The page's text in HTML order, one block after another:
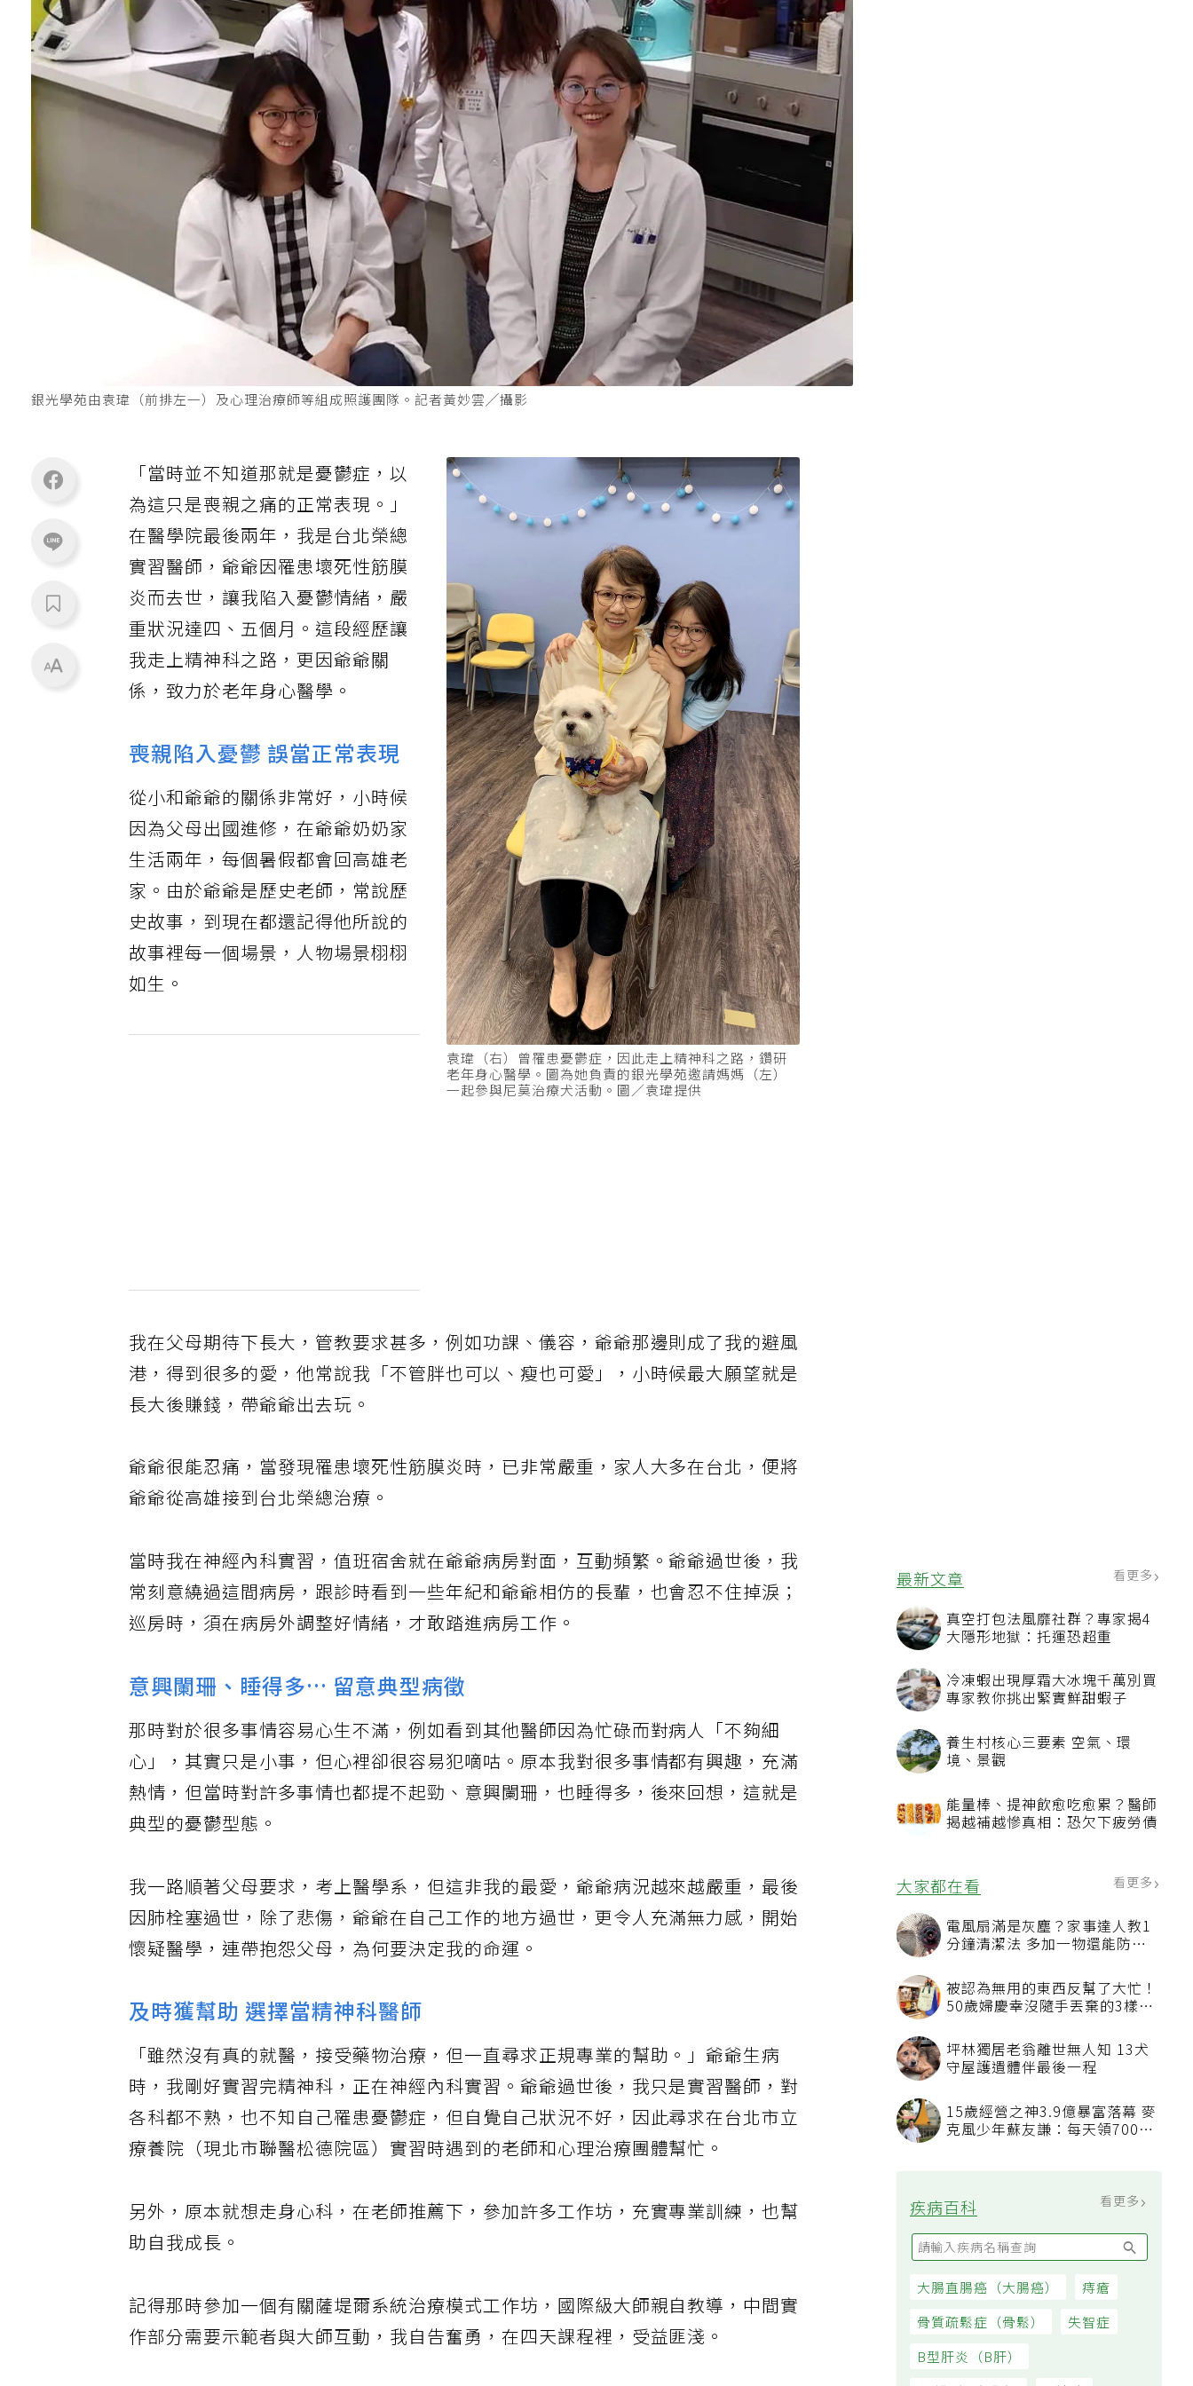
最新文章 看更多
真空打包法風靡社群？專家揭4
大隱形地獄：托運恐超重
冷凍蝦出現厚霜大冰塊千萬別買
專家教你挑出緊實鮮甜蝦子
養生村核心三要素 空氣、環
境、景觀
能量棒、提神飲愈吃愈累？醫師
揭越補越慘真相：恐欠下疲勞債
大家都在看
電風扇滿是灰塵？家事達人教1
被認為無用的東西反幫了大忙！
50歲婦慶幸沒隨手丟棄的3樣物
品
坪林獨居老翁離世無人知 13犬
15歲經營之神3.9億暴富落幕 麥
疾病百科
銀光學苑由袁瑋（前排左一）及心理治療師等組成照護團隊。記者黃妙雲╱攝影
袁瑋（右）曾罹患憂鬱症，因此走上精神科之路，鑽研
老年身心醫學。圖為她負責的銀光學苑邀請媽媽（左）
一起參與尼莫治療犬活動。圖／袁瑋提供
「當時並不知道那就是憂鬱症 ，以
為這只是喪親之痛的正常表現。」
在醫學院最後兩年，我是台北榮總
實習醫師，爺爺因罹患壞死性筋膜
炎而去世，讓我陷入憂鬱情緒，嚴
重狀況達四、五個月。這段經歷讓
我走上精神科之路，更因爺爺關
係，致力於老年身心醫學。
喪親陷入憂鬱 誤當正常表現
從小和爺爺的關係非常好，小時候
因為父母出國進修，在爺爺奶奶家
生活兩年，每個暑假都會回高雄老
家。由於爺爺是歷史老師，常說歷
史故事，到現在都還記得他所說的
故事裡每一個場景，人物場景栩栩
如生。
我在父母期待下長大，管教要求甚多，例如功課、儀容，爺爺那邊則成了我的避風
港，得到很多的愛，他常說我「不管胖也可以、瘦也可愛」，小時候最大願望就是
長大後賺錢，帶爺爺出去玩。
爺爺很能忍痛，當發現罹患壞死性筋膜炎時，已非常嚴重，家人大多在台北，便將
爺爺從高雄接到台北榮總治療。
當時我在神經內科實習，值班宿舍就在爺爺病房對面，互動頻繁。爺爺過世後，我
常刻意繞過這間病房，跟診時看到一些年紀和爺爺相仿的長輩，也會忍不住掉淚；
巡房時，須在病房外調整好情緒，才敢踏進病房工作。
意興闌珊、睡得多… 留意典型病徵
那時對於很多事情容易心生不滿，例如看到其他醫師因為忙碌而對病人「不夠細
心」，其實只是小事，但心裡卻很容易犯嘀咕。原本我對很多事情都有興趣，充滿
熱情，但當時對許多事情也都提不起勁、意興闌珊，也睡得多，後來回想，這就是
典型的憂鬱型態。
我一路順著父母要求，考上醫學系，但這非我的最愛，爺爺病況越來越嚴重，最後
因肺栓塞過世，除了悲傷，爺爺在自己工作的地方過世，更令人充滿無力感，開始
懷疑醫學，連帶抱怨父母，為何要決定我的命運。
及時獲幫助 選擇當精神科醫師
「雖然沒有真的就醫，接受藥物治療，但一直尋求正規專業的幫助。」爺爺生病
時，我剛好實習完精神科，正在神經內科實習。爺爺過世後，我只是實習醫師，對
各科都不熟，也不知自己罹患憂鬱症，但自覺自己狀況不好，因此尋求在台北市立
療養院（現北市聯醫松德院區）實習時遇到的老師和心理治療團體幫忙。
另外，原本就想走身心科，在老師推薦下，參加許多工作坊，充實專業訓練，也幫
助自我成長。
記得那時參加一個有關薩堤爾系統治療模式工作坊，國際級大師親自教導，中間實
作部分需要示範者與大師互動，我自告奮勇，在四天課程裡，受益匪淺。